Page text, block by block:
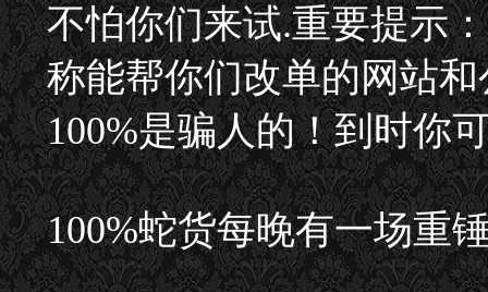
不怕你们来试.重要提示
称能帮你们改单的网站
100%是骗人的！到时你
100%蛇货每晚有一场重